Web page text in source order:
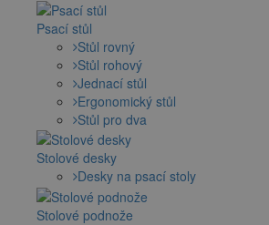
Psací stůl
Stůl rovný
Stůl rohový
Jednací stůl
Ergonomický stůl
Stůl pro dva
Stolové desky
Desky na psací stoly
Stolové podnože